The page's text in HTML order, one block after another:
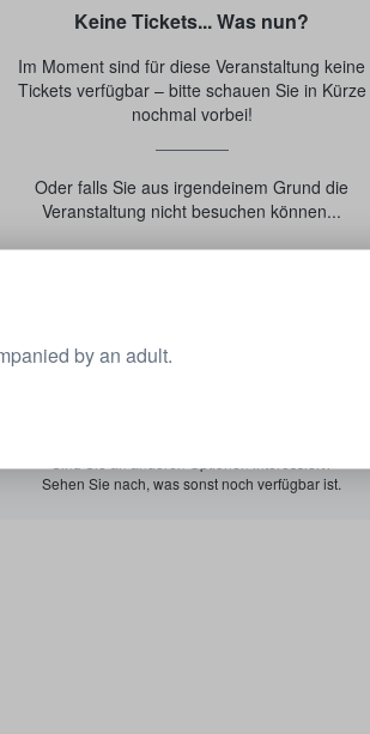
Keine Tickets... Was nun?
Im Moment sind für diese Veranstaltung keine
Tickets verfügbar – bitte schauen Sie in Kürze
nochmal vorbei!
Oder falls Sie aus irgendeinem Grund die
Veranstaltung nicht besuchen können...
Sehen Sie nach, was sonst noch verfügbar ist.
by an adult.